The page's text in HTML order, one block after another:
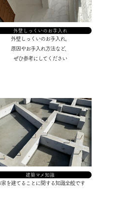
外壁しっくいのお手入れ
外壁しっくいのお手入れ。
原因やお手入れ方法など、
ぜひ参考にしてください
建築マメ知識
家を建てることに関する知識全般です